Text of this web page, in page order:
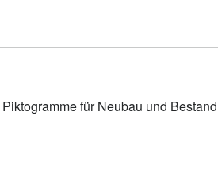
für Neubau und